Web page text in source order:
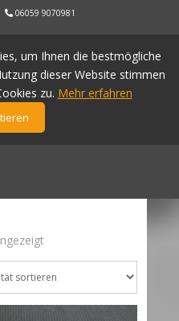
um Ihnen die bestmögliche
dieser Website stimmen
zu. Mehr erfahren
06059 9070981
Nach
Aktualität
sortiert